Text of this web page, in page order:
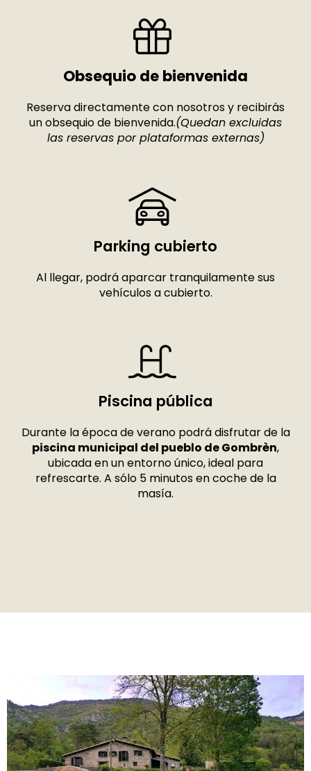
Obsequio de bienvenida
Reserva directamente con nosotros y recibirás
un obsequio de bienvenida.(Quedan excluidas
las reservas por plataformas externas)
Parking cubierto
Al llegar, podrá aparcar tranquilamente sus
vehículos a cubierto.
Piscina pública
Durante la época de verano podrá disfrutar de la
piscina municipal del pueblo de Gombrèn,
ubicada en un entorno único, ideal para
refrescarte. A sólo 5 minutos en coche de la
masía.